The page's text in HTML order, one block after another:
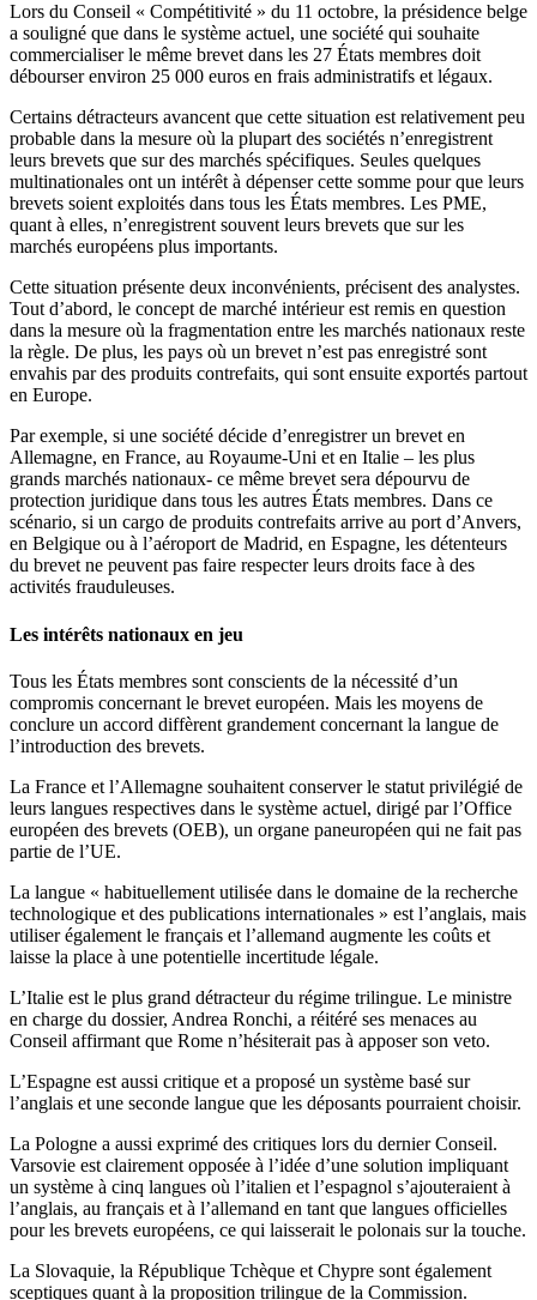
Lors du Conseil « Compétitivité » du 11 octobre, la présidence belge
a souligné que dans le système actuel, une société qui souhaite
commercialiser le même brevet dans les 27 États membres doit
débourser environ 25 000 euros en frais administratifs et légaux.
Certains détracteurs avancent que cette situation est relativement peu
probable dans la mesure où la plupart des sociétés n’enregistrent
leurs brevets que sur des marchés spécifiques. Seules quelques
multinationales ont un intérêt à dépenser cette somme pour que leurs
brevets soient exploités dans tous les États membres. Les PME,
quant à elles, n’enregistrent souvent leurs brevets que sur les
marchés européens plus importants.
Cette situation présente deux inconvénients, précisent des analystes.
Tout d’abord, le concept de marché intérieur est remis en question
dans la mesure où la fragmentation entre les marchés nationaux reste
la règle. De plus, les pays où un brevet n’est pas enregistré sont
envahis par des produits contrefaits, qui sont ensuite exportés partout
en Europe.
Par exemple, si une société décide d’enregistrer un brevet en
Allemagne, en France, au Royaume-Uni et en Italie – les plus
grands marchés nationaux- ce même brevet sera dépourvu de
protection juridique dans tous les autres États membres. Dans ce
scénario, si un cargo de produits contrefaits arrive au port d’Anvers,
en Belgique ou à l’aéroport de Madrid, en Espagne, les détenteurs
du brevet ne peuvent pas faire respecter leurs droits face à des
activités frauduleuses.
Les intérêts nationaux en jeu
Tous les États membres sont conscients de la nécessité d’un
compromis concernant le brevet européen. Mais les moyens de
conclure un accord diffèrent grandement concernant la langue de
l’introduction des brevets.
La France et l’Allemagne souhaitent conserver le statut privilégié de
leurs langues respectives dans le système actuel, dirigé par l’Office
européen des brevets (OEB), un organe paneuropéen qui ne fait pas
partie de l’UE.
La langue « habituellement utilisée dans le domaine de la recherche
technologique et des publications internationales » est l’anglais, mais
utiliser également le français et l’allemand augmente les coûts et
laisse la place à une potentielle incertitude légale.
L’Italie est le plus grand détracteur du régime trilingue. Le ministre
en charge du dossier, Andrea Ronchi, a réitéré ses menaces au
Conseil affirmant que Rome n’hésiterait pas à apposer son veto.
L’Espagne est aussi critique et a proposé un système basé sur
l’anglais et une seconde langue que les déposants pourraient choisir.
La Pologne a aussi exprimé des critiques lors du dernier Conseil.
Varsovie est clairement opposée à l’idée d’une solution impliquant
un système à cinq langues où l’italien et l’espagnol s’ajouteraient à
l’anglais, au français et à l’allemand en tant que langues officielles
pour les brevets européens, ce qui laisserait le polonais sur la touche.
La Slovaquie, la République Tchèque et Chypre sont également
sceptiques quant à la proposition trilingue de la Commission.